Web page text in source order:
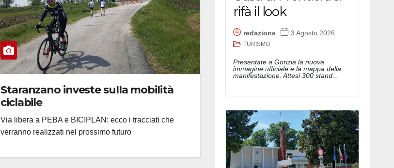
Staranzano investe sulla mobilità
ciclabile
Via libera a PEBA e BICIPLAN: ecco i tracciati che
verranno realizzati nel prossimo futuro
rifà il look
redazione 3 Agosto 2026
TURISMO
Presentate a Gorizia la nuova
immagine ufficiale e la mappa della
manifestazione. Attesi 300 stand...